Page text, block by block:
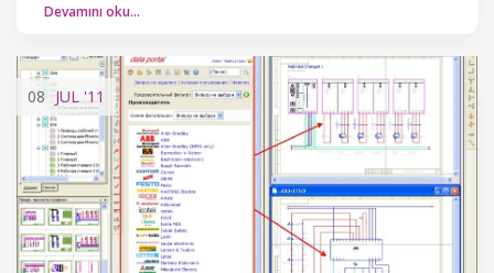
Devamını oku…
08 JUL '11